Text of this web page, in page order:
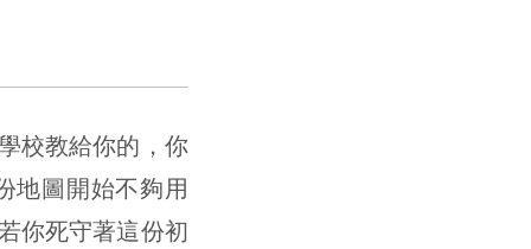
校教給你的，你
地圖開始不夠用
你死守著這份初